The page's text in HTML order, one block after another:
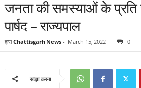
जनता की समस्याओं के
पार्षद – राज्यपाल
द्वारा Chattisgarh News - March 15, 2022 0
साझा करना